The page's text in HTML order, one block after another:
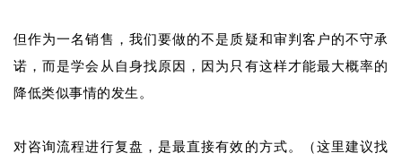
但作为一名销售，我们要做的不是质疑和审判客户的不守承
诺，而是学会从自身找原因，因为只有这样才能最大概率的
降低类似事情的发生。
对咨询流程进行复盘，是最直接有效的方式。（这里建议找